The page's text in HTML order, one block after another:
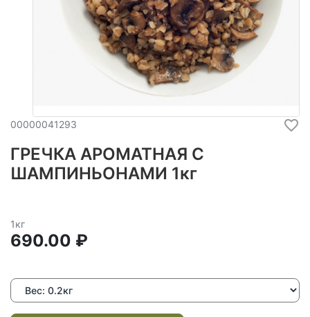
00000041293
ГРЕЧКА АРОМАТНАЯ С
ШАМПИНЬОНАМИ 1кг
1кг
690.00 ₽